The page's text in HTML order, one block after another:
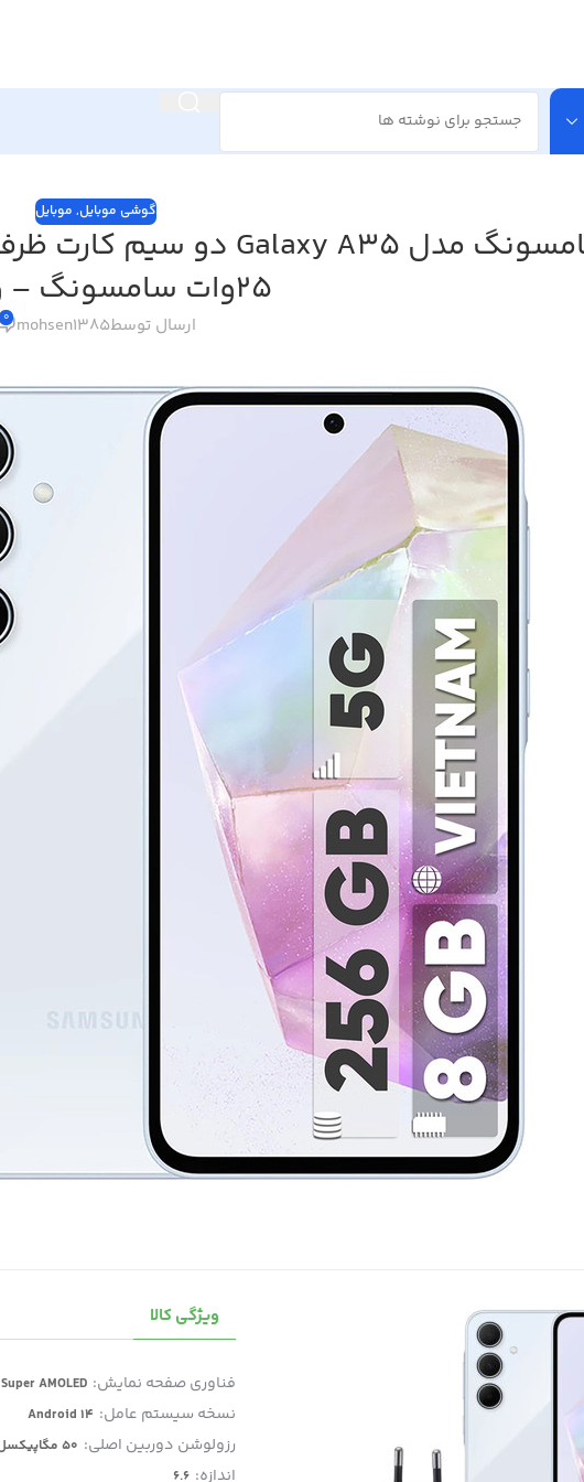
گوشی موبایل, موبایل
25وات سامسونگ – ویتنام
ارسال توسطmohsen1385
0
ویژگی کالا
فناوری صفحه‌ نمایش: Super AMOLED
نسخه سیستم عامل: Android 14
رزولوشن دوربین اصلی: 50 مگاپیکسل
اندازه: 6.6